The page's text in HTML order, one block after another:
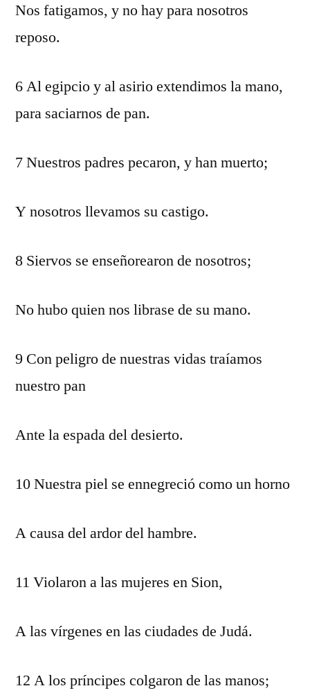
Nos fatigamos, y no hay para nosotros
reposo.
6 Al egipcio y al asirio extendimos la mano,
para saciarnos de pan.
7 Nuestros padres pecaron, y han muerto;
Y nosotros llevamos su castigo.
8 Siervos se enseñorearon de nosotros;
No hubo quien nos librase de su mano.
9 Con peligro de nuestras vidas traíamos
nuestro pan
Ante la espada del desierto.
10 Nuestra piel se ennegreció como un horno
A causa del ardor del hambre.
11 Violaron a las mujeres en Sion,
A las vírgenes en las ciudades de Judá.
12 A los príncipes colgaron de las manos;